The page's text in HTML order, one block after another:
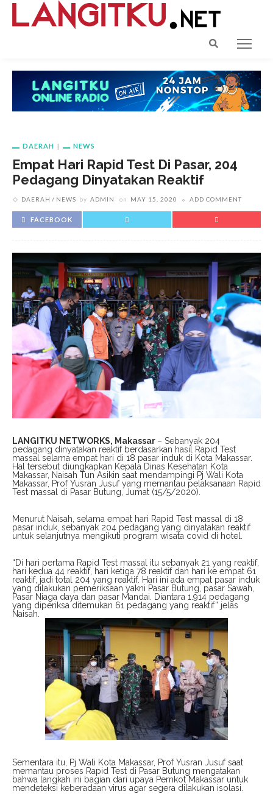
DAERAH NEWS
Empat Hari Rapid Test Di Pasar, 204
Pedagang Dinyatakan Reaktif
DAERAH NEWS by ADMIN on MAY 15, 2020 ADD COMMENT
FACEBOOK
LANGITKU NETWORKS, Makassar – Sebanyak 204
pedagang dinyatakan reaktif berdasarkan hasil Rapid Test
massal selama empat hari di 18 pasar induk di Kota Makassar.
Hal tersebut diungkapkan Kepala Dinas Kesehatan Kota
Makassar, Naisah Tun Asikin saat mendampingi Pj Wali Kota
Makassar, Prof Yusran Jusuf yang memantau pelaksanaan Rapid
Test massal di Pasar Butung, Jumat (15/5/2020).
Menurut Naisah, selama empat hari Rapid Test massal di 18
pasar induk, sebanyak 204 pedagang yang dinyatakan reaktif
untuk selanjutnya mengikuti program wisata covid di hotel.
“Di hari pertama Rapid Test massal itu sebanyak 21 yang reaktif,
hari kedua 44 reaktif, hari ketiga 78 reaktif dan hari ke empat 61
reaktif, jadi total 204 yang reaktif. Hari ini ada empat pasar induk
yang dilakukan pemeriksaan yakni Pasar Butung, pasar Sawah,
Pasar Niaga daya dan pasar Mandai. Diantara 1.914 pedagang
yang diperiksa ditemukan 61 pedagang yang reaktif” jelas
Naisah.
Sementara itu, Pj Wali Kota Makassar, Prof Yusran Jusuf saat
memantau proses Rapid Test di Pasar Butung mengatakan
bahwa langkah ini bagian dari upaya Pemkot Makassar untuk
mendeteksi keberadaan virus agar segera dilakukan isolasi.